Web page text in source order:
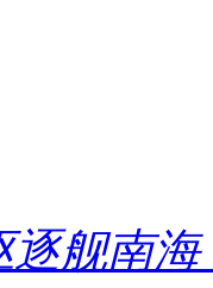
逐舰南